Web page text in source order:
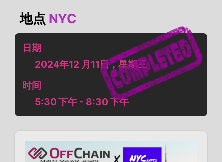
地点 NYC
日期
2024年12 月11日，星期三
时间
5:30 下午 - 8:30 下午